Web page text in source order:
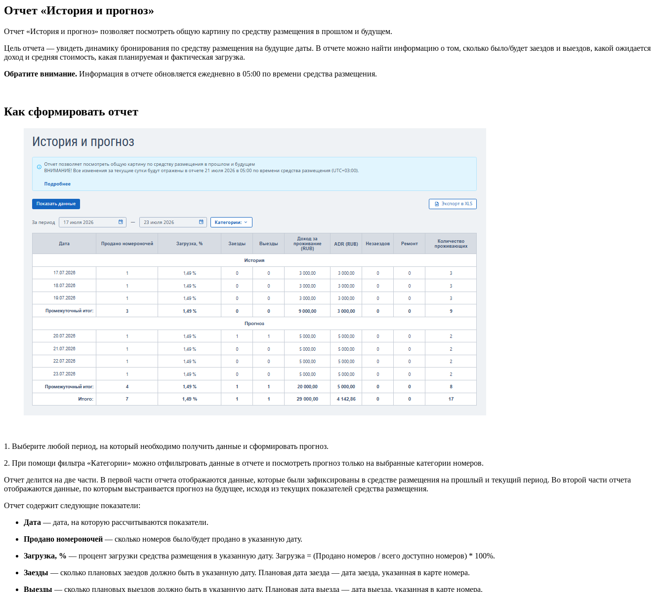
Отчет «История и прогноз»
Отчет «История и прогноз» позволяет посмотреть общую картину по средству размещения в прошлом и будущем.
Цель отчета — увидеть динамику бронирования по средству размещения на будущие даты. В отчете можно найти информацию о том, сколько было/будет заездов и выездов, какой ожидается
доход и средняя стоимость, какая планируемая и фактическая загрузка.
Обратите внимание. Информация в отчете обновляется ежедневно в 05:00 по времени средства размещения.
Как сформировать отчет
1. Выберите любой период, на который необходимо получить данные и сформировать прогноз.
2. При помощи фильтра «Категории» можно отфильтровать данные в отчете и посмотреть прогноз только на выбранные категории номеров.
Отчет делится на две части. В первой части отчета отображаются данные, которые были зафиксированы в средстве размещения на прошлый и текущий период. Во второй части отчета
отображаются данные, по которым выстраивается прогноз на будущее, исходя из текущих показателей средства размещения.
Отчет содержит следующие показатели:
Дата — дата, на которую рассчитываются показатели.
Продано номероночей — сколько номеров было/будет продано в указанную дату.
Загрузка, % — процент загрузки средства размещения в указанную дату. Загрузка = (Продано номеров / всего доступно номеров) * 100%.
Заезды — сколько плановых заездов должно быть в указанную дату. Плановая дата заезда — дата заезда, указанная в карте номера.
Выезды — сколько плановых выездов должно быть в указанную дату. Плановая дата выезда — дата выезда, указанная в карте номера.